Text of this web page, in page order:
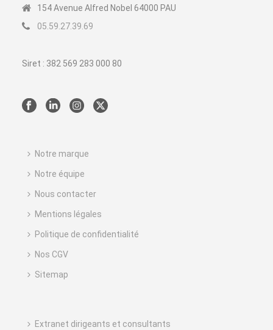
154 Avenue Alfred Nobel 64000 PAU
05.59.27.39.69
Siret : 382 569 283 000 80
Notre marque
Notre équipe
Nous contacter
Mentions légales
Politique de confidentialité
Nos CGV
Sitemap
Extranet dirigeants et consultants